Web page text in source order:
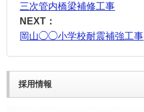
三次管内橋梁補修工事
NEXT：
岡山◯◯小学校耐震補強工事
採用情報